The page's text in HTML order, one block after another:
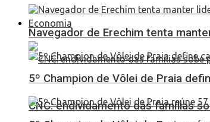
Economia
CNC: endividamento das famílias
Navegador de Erechim tenta
5º Champion de Vôlei de Praia